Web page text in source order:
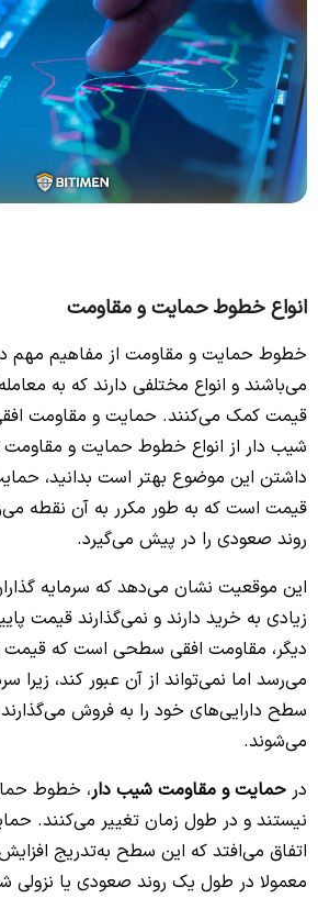
انواع خطوط حمایت و مقاومت
خطوط حمایت و مقاومت از مفاهیم مهم
می‌باشند و انواع مختلفی دارند که به
قیمت کمک می‌کنند. حمایت و مقاومت
شیب دار از انواع خطوط حمایت و مقاومت
داشتن این موضوع بهتر است بدانید،
قیمت است که به طور مکرر به آن نقطه
روند صعودی را در پیش می‌گیرد.
این موقعیت نشان می‌دهد که سرمایه
زیادی به خرید دارند و نمی‌گذارند قیمت
دیگر، مقاومت افقی سطحی است که قیمت
می‌رسد اما نمی‌تواند از آن عبور کند، زیرا
سطح دارایی‌های خود را به فروش
می‌شوند.
در حمایت و مقاومت شیب دار، خطوط
نیستند و در طول زمان تغییر می‌کنند.
اتفاق می‌افتد که این سطح به‌تدریج
معمولا در طول یک روند صعودی یا